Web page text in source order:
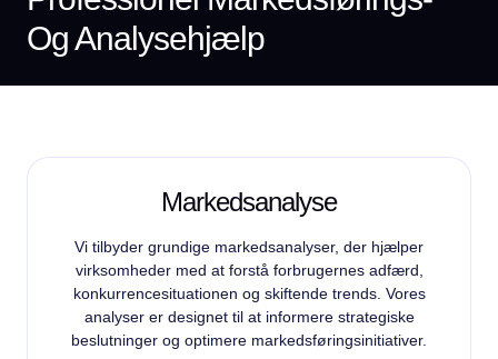
Og Analysehjælp
Markedsanalyse
Vi tilbyder grundige markedsanalyser, der hjælper
virksomheder med at forstå forbrugernes adfærd,
konkurrencesituationen og skiftende trends. Vores
analyser er designet til at informere strategiske
beslutninger og optimere markedsføringsinitiativer.